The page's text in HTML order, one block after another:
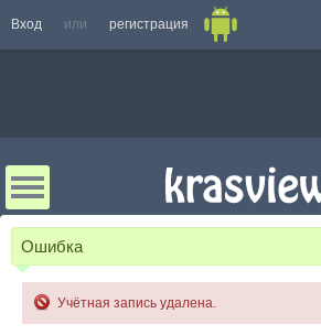
Вход или регистрация
Ошибка
Учётная запись удалена.